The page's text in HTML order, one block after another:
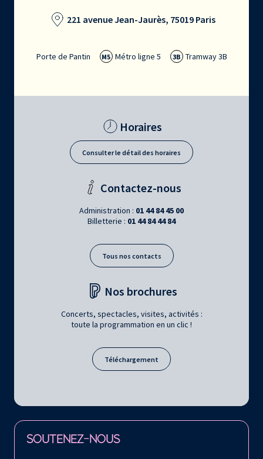
221 avenue Jean-Jaurès, 75019 Paris
Porte de Pantin M5 Métro ligne 5 3B Tramway 3B
Horaires
Consulter le détail des horaires
Contactez-nous
Administration : 01 44 84 45 00
Billetterie : 01 44 84 44 84
Tous nos contacts
Nos brochures
Concerts, spectacles, visites, activités :
toute la programmation en un clic !
Téléchargement
SOUTENEZ-NOUS
Retrouvez la Philharmonie de Paris sur